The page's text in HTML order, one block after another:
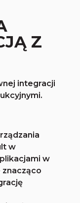
Z
integracji
w
w